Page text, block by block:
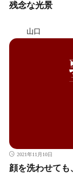
残念な光景
山口
2021年11月10日
顔を洗わせて